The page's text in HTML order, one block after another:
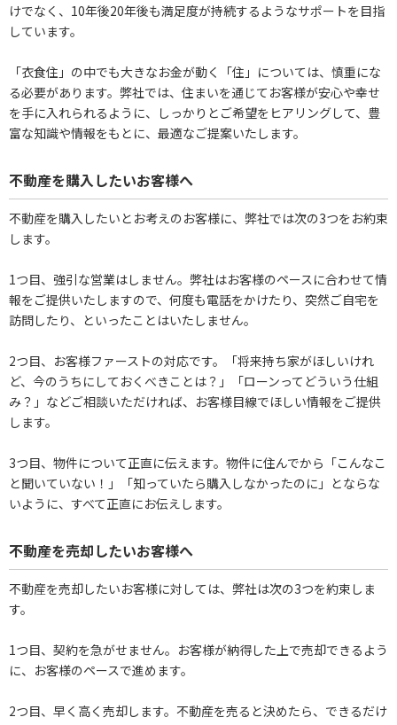
けでなく、10年後20年後も満足度が持続するようなサポートを目指
しています。
「衣食住」の中でも大きなお金が動く「住」については、慎重にな
る必要があります。弊社では、住まいを通じてお客様が安心や幸せ
を手に入れられるように、しっかりとご希望をヒアリングして、豊
富な知識や情報をもとに、最適なご提案いたします。
不動産を購入したいお客様へ
不動産を購入したいとお考えのお客様に、弊社では次の3つをお約束
します。
1つ目、強引な営業はしません。弊社はお客様のペースに合わせて情
報をご提供いたしますので、何度も電話をかけたり、突然ご自宅を
訪問したり、といったことはいたしません。
2つ目、お客様ファーストの対応です。「将来持ち家がほしいけれ
ど、今のうちにしておくべきことは？」「ローンってどういう仕組
み？」などご相談いただければ、お客様目線でほしい情報をご提供
します。
3つ目、物件について正直に伝えます。物件に住んでから「こんなこ
と聞いていない！」「知っていたら購入しなかったのに」とならな
いように、すべて正直にお伝えします。
不動産を売却したいお客様へ
不動産を売却したいお客様に対しては、弊社は次の3つを約束しま
す。
1つ目、契約を急がせません。お客様が納得した上で売却できるよう
に、お客様のペースで進めます。
2つ目、早く高く売却します。不動産を売ると決めたら、できるだけ